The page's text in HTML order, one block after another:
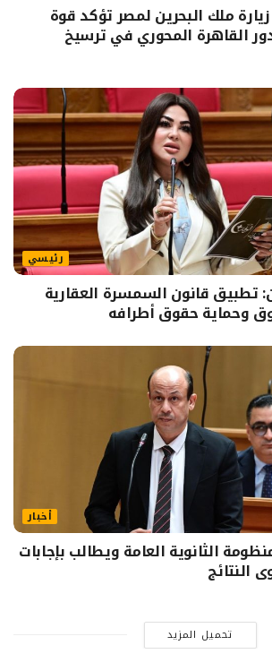
ملك البحرين لمصر تؤكد قوة
القاهرة المحوري في ترسيخ
رئيسي
تطبيق قانون السمسرة العقارية
وحماية حقوق أطرافه
أخبار
الثانوية العامة ويطالب بإجابات
تحميل المزيد